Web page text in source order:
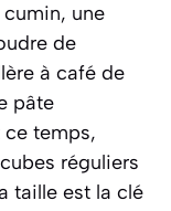
une
de
à café de
pâte
ce temps,
réguliers
taille est la clé